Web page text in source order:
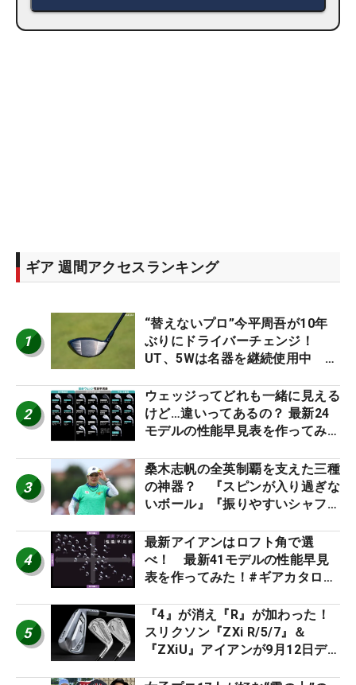
ギア 週間アクセスランキング
1
“替えないプロ”今平周吾が10年
ぶりにドライバーチェンジ！
UT、5Wは名器を継続使用中 #
2
ウェッジってどれも一緒に見える
けど…違いってあるの？ 最新24
モデルの性能早見表を作ってみ
3
桑木志帆の全英制覇を支えた三種
の神器？ 『スピンが入り過ぎな
いボール』『振りやすいシャフ
ー』 #女子プロセッティング
4
最新アイアンはロフト角で選
べ！ 最新41モデルの性能早見
表を作ってみた！#ギアカタログ
5
『4』が消え『R』が加わった！
スリクソン『ZXi R/5/7』＆
『ZXiU』アイアンが9月12日デ